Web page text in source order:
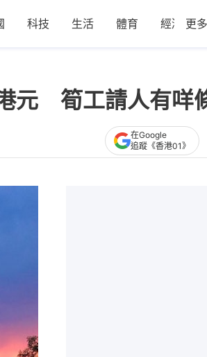
科技 生活 體育 經濟 更多
元 筍工請人有咩
在Google
追蹤《香港01》